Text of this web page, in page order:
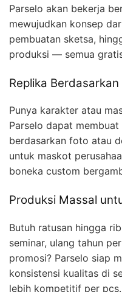
Parselo akan bekerja
mewujudkan konsep
pembuatan sketsa,
produksi — semua
Replika
Punya karakter atau
Parselo dapat
berdasarkan foto atau
untuk maskot
boneka custom
Produksi Massal
Butuh ratusan hingga
seminar, ulang tahun
promosi? Parselo siap
konsistensi kualitas di
lebih kompetitif per pcs.